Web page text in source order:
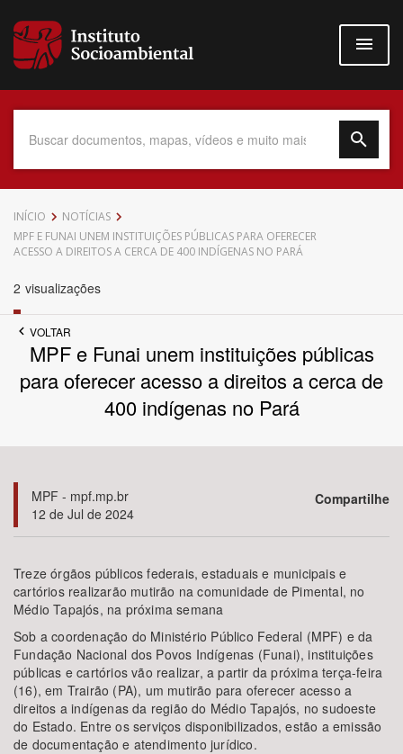
para
conteúdo
Data do Documento
Povo Indígena
Bioma / Bacia
Tema
Subtema
Área de Levantamento
Área Protegida
BUSCAR
INÍCIO
NOTÍCIAS
MPF E FUNAI UNEM INSTITUIÇÕES PÚBLICAS PARA OFERECER
ACESSO A DIREITOS A CERCA DE 400 INDÍGENAS NO PARÁ
2 visualizações
VOLTAR
MPF e Funai unem instituições públicas
para oferecer acesso a direitos a cerca de
400 indígenas no Pará
MPF - mpf.mp.br
12 de Jul de 2024
Compartilhe
Treze órgãos públicos federais, estaduais e municipais e
cartórios realizarão mutirão na comunidade de Pimental, no
Médio Tapajós, na próxima semana
Sob a coordenação do Ministério Público Federal (MPF) e da
Fundação Nacional dos Povos Indígenas (Funai), instituições
públicas e cartórios vão realizar, a partir da próxima terça-feira
(16), em Trairão (PA), um mutirão para oferecer acesso a
direitos a indígenas da região do Médio Tapajós, no sudoeste
do Estado. Entre os serviços disponibilizados, estão a emissão
de documentação e atendimento jurídico.